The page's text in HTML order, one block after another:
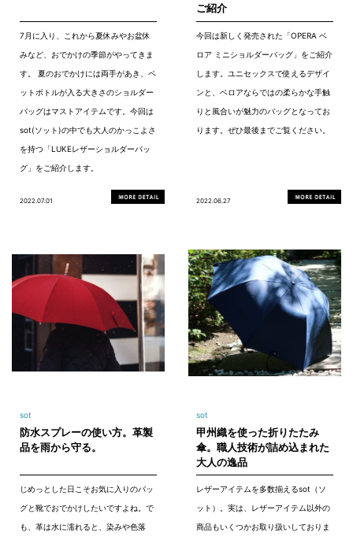
7月に入り、これから夏休みやお盆休
みなど、おでかけの季節がやってきま
す。 夏のおでかけには両手があき、ペ
ットボトルが入る大きさのショルダー
バッグはマストアイテムです。今回は
sot(ソット)の中でも大人のかっこよさ
を持つ「LUKEレザーショルダーバッ
グ」をご紹介します。
2022.07.01
ご紹介
今回は新しく発売された「OPERA ベ
ロア ミニショルダーバッグ」をご紹介
します。ユニセックスで使えるデザイ
ンと、ベロアならではの柔らかな手触
りと風合いが魅力のバッグとなってお
ります。ぜひ最後までご覧ください。
2022.06.27
sot
防水スプレーの使い方。革製
品を雨から守る。
じめっとした日こそお気に入りのバッ
グと靴でおでかけしたいですよね。で
も、革は水に濡れると、染みや色落
sot
甲州織を使った折りたたみ
傘。職人技術が詰め込まれた
大人の逸品
レザーアイテムを多数揃えるsot（ソ
ット）。実は、レザーアイテム以外の
商品もいくつかお取り扱いしておりま